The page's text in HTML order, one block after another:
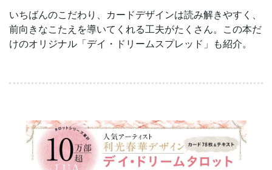
いちばんのこだわり、カードデザインは読み解きやすく、
前向きなこたえを導いてくれる工夫がたくさん。この本だ
けのオリジナル「デイ・ドリームスプレッド」も紹介。